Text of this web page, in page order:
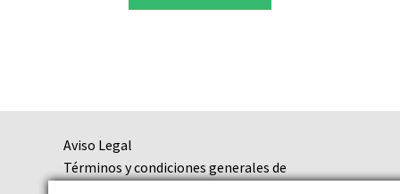
Aviso Legal
Términos y condiciones generales de